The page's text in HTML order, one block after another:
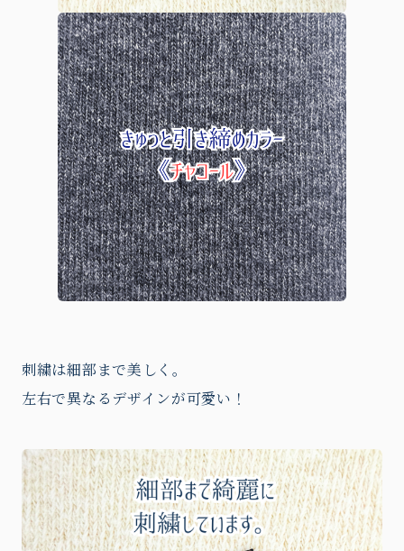
刺繍は細部まで美しく。
左右で異なるデザインが可愛い！